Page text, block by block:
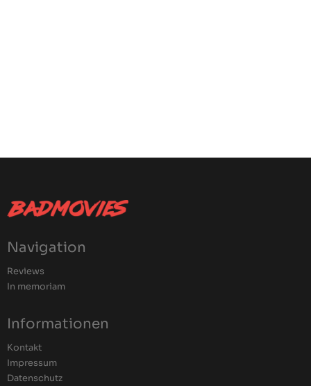
Navigation
Reviews
In memoriam
Informationen
Kontakt
Impressum
Datenschutz